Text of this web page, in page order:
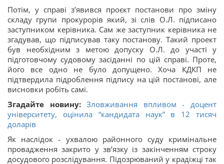
Потім, у справі з’явився проєкт постанови про зміну
складу групи прокурорів який, зі слів О.Л. підписано
заступником керівника. Сам же заступник керівника не
згадував, що підписував таку постанову. Такий проект
був необхідним з метою допуску О.Л. до участі у
підготовчому судовому засіданні по цій справі. Проте,
його все одно не було допущено. Хоча КДКП не
підтвердила підроблення підпису на цій постанові, але
висновки робіть самі.
Згадайте новину:Зловживання впливом - доцент
університету, оцінила “кандидата наук” в 12 тисяч
доларів
Як наслідок - ухвалою районного суду кримінальне
провадження закрито у зв’язку із закінченням строку
досудового розслідування. Підозрюваний у крадіжці так